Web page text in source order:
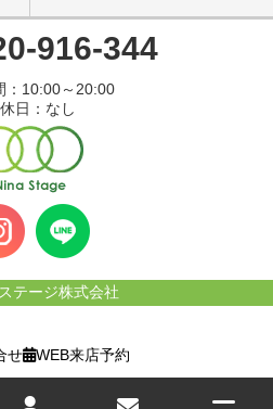
916-344
：10:00～20:00
日：なし
テージ株式会社
せ WEB来店予約